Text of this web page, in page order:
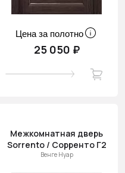
Цена за полотно
25 050 ₽
Межкомнатная дверь
Sorrento / Сорренто Г2
Венге Нуар